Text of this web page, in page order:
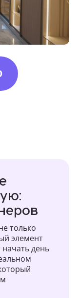
только
элемент
день